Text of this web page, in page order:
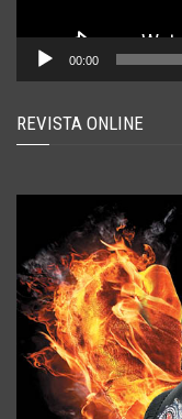
00:00
REVISTA ONLINE